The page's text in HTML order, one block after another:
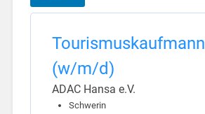
Tourismuskaufmann
(w/m/d)
ADAC Hansa e.V.
Schwerin